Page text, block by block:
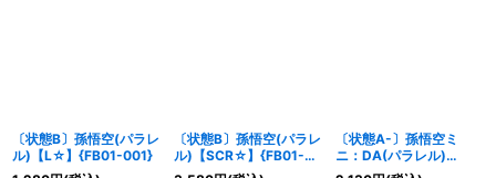
〔状態B〕孫悟空(パラレ
ル)【L☆】{FB01-001}
〔状態B〕孫悟空(パラレ
ル)【SCR☆】{FB01-
139}
〔状態A-〕孫悟空ミ
ニ：DA(パラレル)
【L☆】{FB05-001}